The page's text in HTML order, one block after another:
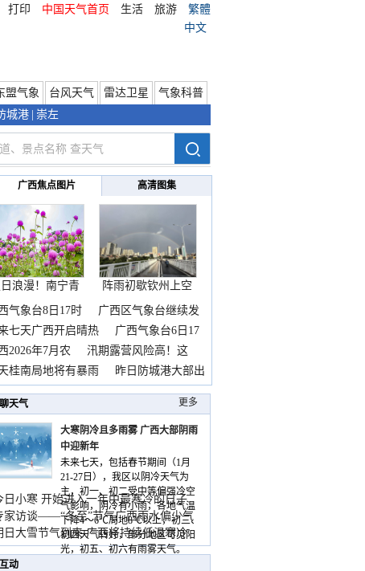
打印 中国天气首页 生活 旅游
繁體
中文
盟气象 台风天气 雷达卫星
气象科普
城港 崇左
广西焦点图片 高清图集
浪漫！南宁青
秀山
阵雨初歇钦州上空
邂逅
气象台8日17时
广西区气象台继续发
七天广西开启晴热
广西气象台6日17
2026年7月农
汛期露营风险高！这
桂南局地将有暴雨
昨日防城港大部出
天气 更多
大寒阴冷且多雨雾 广西大部阴雨
中迎新年
未来七天，包括春节期间（1月
21-27日），我区以阴冷天气为
主，初一、初二受中等偏强冷空
气影响，阴冷有小雨，各地气温
下降4～6℃局地8℃以上，初三、
初四天气转好，部分地区可见阳
光，初五、初六有雨雾天气。
日小寒 开始进入一年中最寒冷的日子
家访谈——“冬至”节气广西雨水偏少气
低
日大雪节气到来 广西将持续低温寒冷
气
动